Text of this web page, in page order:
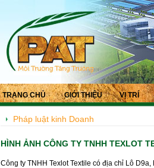
TRANG CHỦ GIỚI THIỆU VỊ TRÍ
Pháp luật kinh Doanh
HÌNH ẢNH CÔNG TY TNHH TEXLOT
Công ty TNHH Texlot Textile có địa chỉ Lô